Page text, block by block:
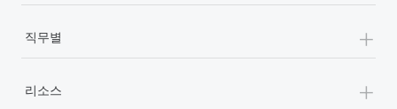
직무별 +
리소스 +